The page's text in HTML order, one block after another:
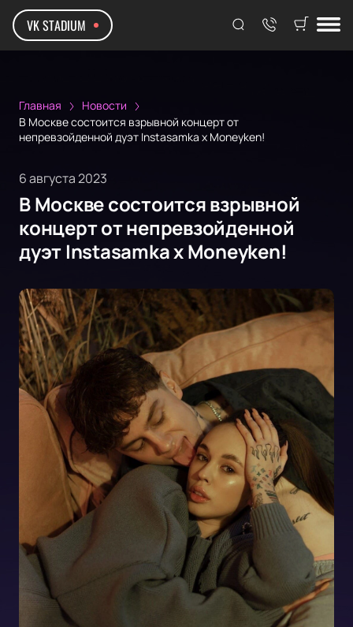
VK STADIUM
Главная
Новости
В Москве состоится взрывной концерт от
непревзойденной дуэт Instasamka x Moneyken!
6 августа 2023
В Москве состоится взрывной
концерт от непревзойденной
дуэт Instasamka x Moneyken!